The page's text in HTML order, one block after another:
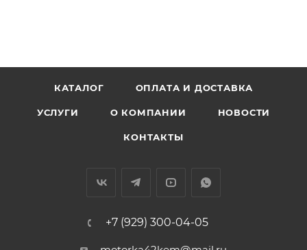
КАТАЛОГ ОПЛАТА И ДОСТАВКА
УСЛУГИ О КОМПАНИИ НОВОСТИ
КОНТАКТЫ
+7 (929) 300-04-05